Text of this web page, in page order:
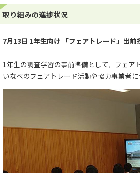
取り組みの進捗状況
7月13日 1年生向け 「フェアトレード」出前
1年生の調査学習の事前準備として、フェ
いなべのフェアトレード活動や協力事業者に